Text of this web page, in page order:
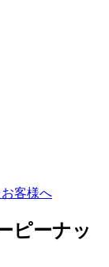
客様へ
ピーナッ